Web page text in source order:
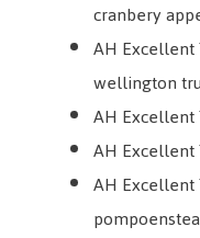
cranbery
AH
wellington
AH Excellent
AH Excellent
AH